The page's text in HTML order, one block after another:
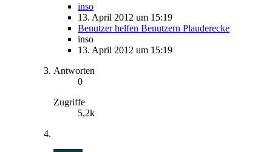
inso
13. April 2012 um 15:19
Benutzer helfen Benutzern Plauderecke
inso
13. April 2012 um 15:19
Antworten
0
Zugriffe
5,2k